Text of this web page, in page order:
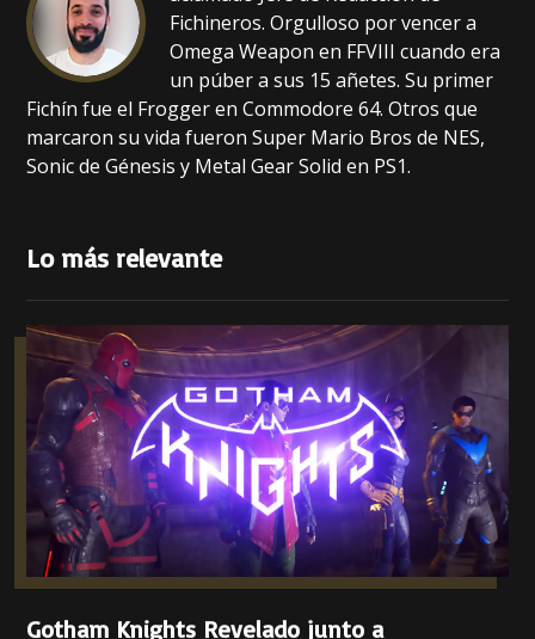
Fichineros. Orgulloso por vencer a
Omega Weapon en FFVIII cuando era
un púber a sus 15 añetes. Su primer
Fichín fue el Frogger en Commodore 64. Otros que
marcaron su vida fueron Super Mario Bros de NES,
Sonic de Génesis y Metal Gear Solid en PS1.
Lo más relevante
Gotham Knights Revelado junto a